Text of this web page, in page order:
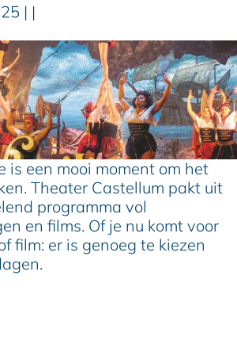
| |
is een mooi moment om het
Theater Castellum pakt uit
programma vol
en films. Of je nu komt voor
film: er is genoeg te kiezen